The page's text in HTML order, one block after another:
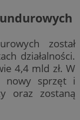
został
działalności.
4,4 mld zł. W
nowy sprzęt i
oraz zostaną